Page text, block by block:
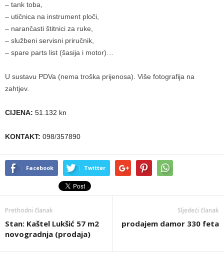
– tank toba,
– utičnica na instrument ploči,
– narančasti štitnici za ruke,
– službeni servisni priručnik,
– spare parts list (šasija i motor)…
U sustavu PDVa (nema troška prijenosa). Više fotografija na
zahtjev.
CIJENA: 51.132 kn
KONTAKT: 098/357890
Facebook Twitter
Prethodni članak
Stan: Kaštel Lukšić 57 m2
novogradnja (prodaja)
Sljedeći članak
prodajem damor 330 feta